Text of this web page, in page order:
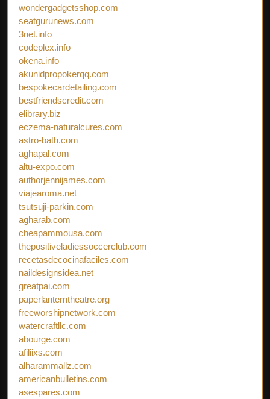
wondergadgetsshop.com
seatgurunews.com
3net.info
codeplex.info
okena.info
akunidpropokerqq.com
bespokecardetailing.com
bestfriendscredit.com
elibrary.biz
eczema-naturalcures.com
astro-bath.com
aghapal.com
altu-expo.com
authorjennijames.com
viajearoma.net
tsutsuji-parkin.com
agharab.com
cheapammousa.com
thepositiveladiessoccerclub.com
recetasdecocinafaciles.com
naildesignsidea.net
greatpai.com
paperlanterntheatre.org
freeworshipnetwork.com
watercraftllc.com
abourge.com
afiliixs.com
alharammallz.com
americanbulletins.com
asespares.com